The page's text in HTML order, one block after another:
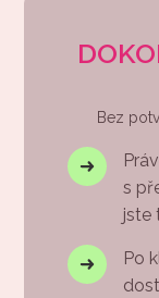
Bez
s
jste
Po